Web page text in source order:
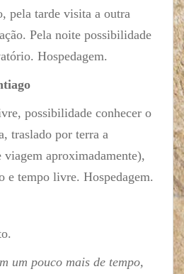
pela tarde visita a outra
Pela noite possibilidade
Hospedagem.
possibilidade conhecer o
traslado por terra a
viagem aproximadamente),
e tempo livre. Hospedagem.
um pouco mais de tempo,